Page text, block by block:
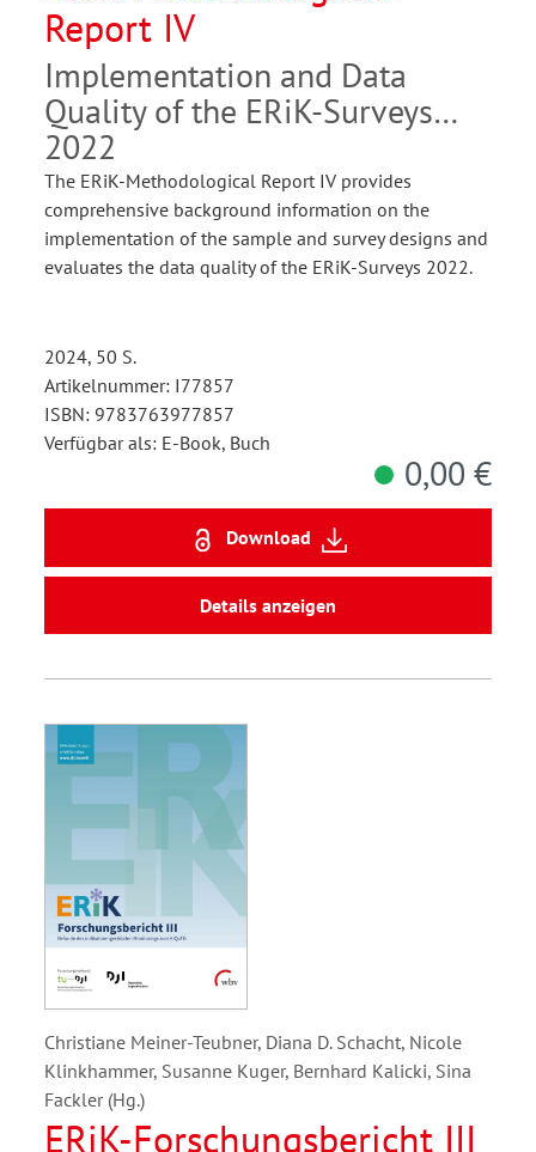
Report IV
Implementation and Data
Quality of the ERiK-Surveys
2022
The ERiK-Methodological Report IV provides
comprehensive background information on the
implementation of the sample and survey designs and
evaluates the data quality of the ERiK-Surveys 2022.
2024, 50 S.
Artikelnummer: I77857
ISBN: 9783763977857
Verfügbar als: E-Book, Buch
0,00 €
Download
Details anzeigen
Christiane Meiner-Teubner, Diana D. Schacht, Nicole
Klinkhammer, Susanne Kuger, Bernhard Kalicki, Sina
Fackler (Hg.)
ERiK-Forschungsbericht III